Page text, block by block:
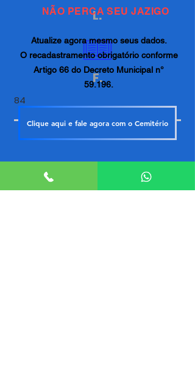
L.
F.
84
NÃO PERCA SEU JAZIGO
Atualize agora mesmo seus dados.
O recadastramento obrigatório conforme
Artigo 66 do Decreto Municipal n°
59.196.
Clique aqui e fale agora com o Cemitério